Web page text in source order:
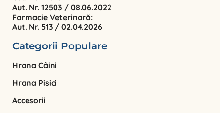
Categorii Populare
Hrana Câini
Hrana Pisici
Accesorii
Aut. Nr. 12503 / 08.06.2022
Farmacie Veterinară:
Aut. Nr. 513 / 02.04.2026